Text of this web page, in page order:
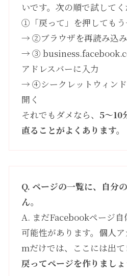
いです。次の順で試してく
①「戻って」を押してもう
→ ②ブラウザを再読み込み
→ ③
アドレスバーに入力
→ ④シークレットウィン
開く
それでもダメなら、 5〜10
直ることがよくあります。
Q. ページの一覧に、自分
ん。
A. まだFacebookページ
可能性があります。個人
mだけでは、ここには出て
戻ってページを作りましょ